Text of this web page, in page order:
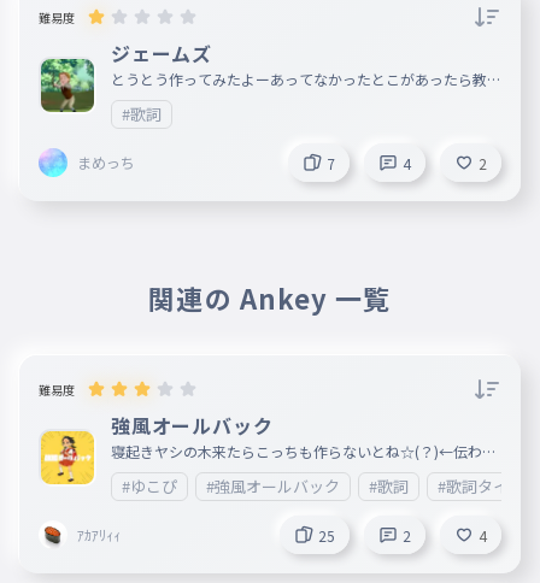
難易度
ジェームズ
とうとう作ってみたよーあってなかったとこがあったら教え
てできれば続きも教えて（できれば） あとちょっとこれわ
たし怖いと思っちゃうんだよね やってくれー！
#歌詞
まめっち 7 4 2
関連の Ankey 一覧
難易度
強風オールバック
寝起きヤシの木来たらこっちも作らないとね☆(？)←伝わっ
てくれ!!!!!!!!!!!!
#ゆこぴ #強風オールバック #歌詞 #歌詞タイピ
ｱｶｱﾘｨｨ 25 2 4